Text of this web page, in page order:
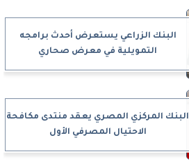
البنك الزراعي يستعرض أحدث برامجه
التمويلية في معرض صحاري
البنك المركزي المصري يعقد منتدى مكافحة
الاحتيال المصرفي الأول